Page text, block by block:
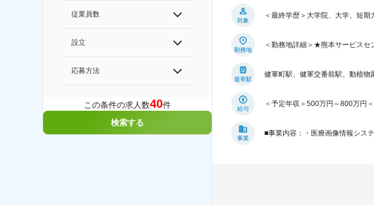
従業員数
設立
応募方法
この条件の求人数40件
検索する
対象
＜最終学歴＞大学院、大学、短
勤務地
＜勤務地詳細＞★熊本サービスセ
最寄駅
健軍町駅、健軍交番前駅、動植物
給与
＜予定年収＞500万円～800万円
事業
■事業内容：・医療画像情報シス